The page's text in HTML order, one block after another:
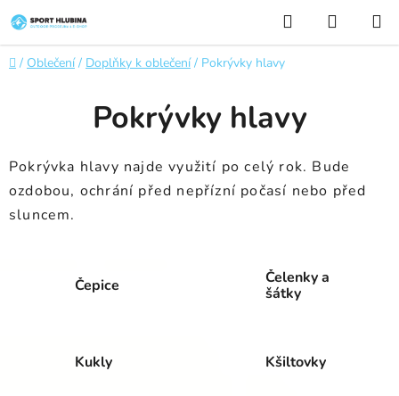
na
obsah
Hledat
KOŠÍK
Domů
/ Oblečení / Doplňky k oblečení / Pokrývky hlavy
Pokrývky hlavy
Pokrývka hlavy najde využití po celý rok. Bude
ozdobou, ochrání před nepřízní počasí nebo před
sluncem.
Čepice
Čelenky a
šátky
Kukly Kšiltovky